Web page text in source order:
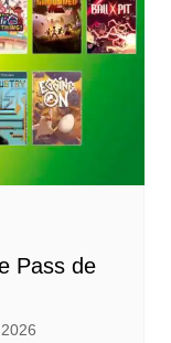
Pass de